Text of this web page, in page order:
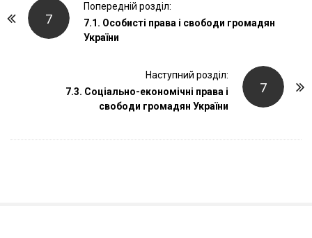
7
Попередній розділ:
7.1. Особисті права і свободи громадян
України
7
Наступний розділ:
7.3. Соціально-економічні права і
свободи громадян України